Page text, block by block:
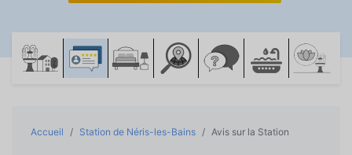
Accueil Station de Néris-les-Bains Avis sur la Station